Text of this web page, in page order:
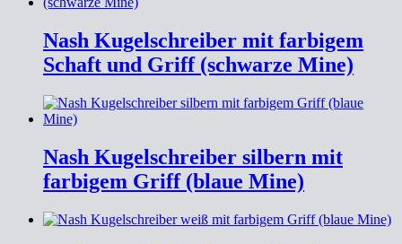
Nash Kugelschreiber mit farbigem
Schaft und Griff (schwarze Mine)
Nash Kugelschreiber silbern mit
farbigem Griff (blaue Mine)